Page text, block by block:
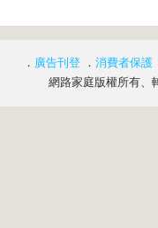
． 廣告刊登 ． 消費者保護
網路家庭版權所有、